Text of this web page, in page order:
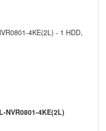
4KE(2L) - 1 HDD,
NVR0801-4KE(2L)